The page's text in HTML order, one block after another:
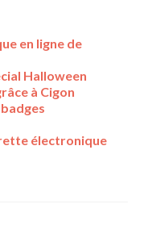
en ligne de
Halloween
à Cigon
électronique